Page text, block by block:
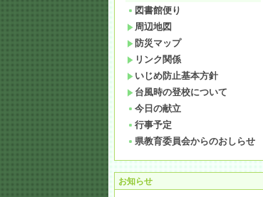
図書館便り
周辺地図
防災マップ
リンク関係
いじめ防止基本方針
台風時の登校について
今日の献立
行事予定
県教育委員会からのおしらせ
お知らせ